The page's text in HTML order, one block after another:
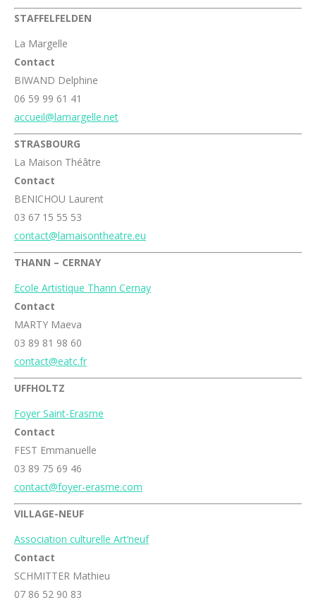
STAFFELFELDEN
La Margelle
Contact
BIWAND Delphine
06 59 99 61 41
accueil@lamargelle.net
STRASBOURG
La Maison Théâtre
Contact
BENICHOU Laurent
03 67 15 55 53
contact@lamaisontheatre.eu
THANN – CERNAY
Ecole Artistique Thann Cernay
Contact
MARTY Maeva
03 89 81 98 60
contact@eatc.fr
UFFHOLTZ
Foyer Saint-Erasme
Contact
FEST Emmanuelle
03 89 75 69 46
contact@foyer-erasme.com
VILLAGE-NEUF
Association culturelle Art’neuf
Contact
SCHMITTER Mathieu
07 86 52 90 83